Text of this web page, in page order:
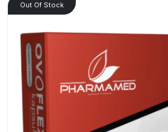
Out Of Stock